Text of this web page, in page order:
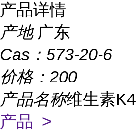
产品详情
产地 广东
Cas： 573-20-6
价格： 200
产品名称维生素K4
产品 >